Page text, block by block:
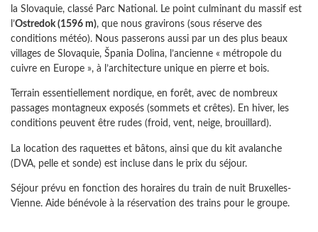
la Slovaquie, classé Parc National. Le point culminant du massif est
l’Ostredok (1596 m), que nous gravirons (sous réserve des
conditions météo). Nous passerons aussi par un des plus beaux
villages de Slovaquie, Špania Dolina, l’ancienne « métropole du
cuivre en Europe », à l’architecture unique en pierre et bois.
Terrain essentiellement nordique, en forêt, avec de nombreux
passages montagneux exposés (sommets et crêtes). En hiver, les
conditions peuvent être rudes (froid, vent, neige, brouillard).
La location des raquettes et bâtons, ainsi que du kit avalanche
(DVA, pelle et sonde) est incluse dans le prix du séjour.
Séjour prévu en fonction des horaires du train de nuit Bruxelles-
Vienne. Aide bénévole à la réservation des trains pour le groupe.